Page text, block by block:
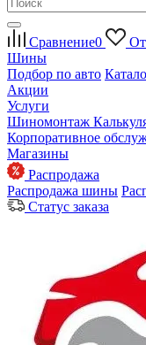
Сравнение0
Шины
Подбор по авто
Акции
Услуги
Шиномонтаж
Корпоративное
Магазины
Распродажа
Распродажа шины
Статус заказа